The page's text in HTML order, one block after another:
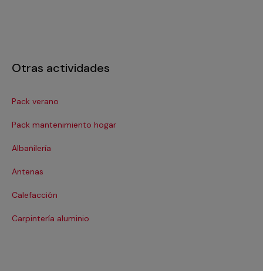
Otras actividades
Pack verano
Pack mantenimiento hogar
Albañilería
Antenas
Calefacción
Carpintería aluminio